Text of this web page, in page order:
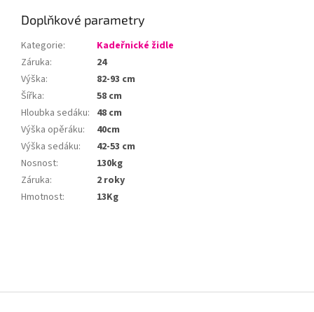
Doplňkové parametry
Kategorie:
Kadeřnické židle
Záruka:
24
Výška:
82-93 cm
Šířka:
58 cm
Hloubka sedáku: 48 cm
Výška opěráku:
40cm
Výška sedáku:
42-53 cm
Nosnost:
130kg
Záruka:
2 roky
Hmotnost: 13Kg